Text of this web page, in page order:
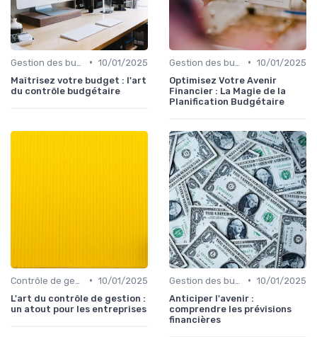
• 10/01/2025
Maîtrisez votre budget : l'art
du contrôle budgétaire
• 10/01/2025
Optimisez Votre Avenir
Financier : La Magie de la
Planification Budgétaire
• 10/01/2025
L'art du contrôle de gestion :
un atout pour les entreprises
• 10/01/2025
Anticiper l'avenir :
comprendre les prévisions
financières